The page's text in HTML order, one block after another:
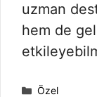
uzman
hem de
Kategoriler
Özel